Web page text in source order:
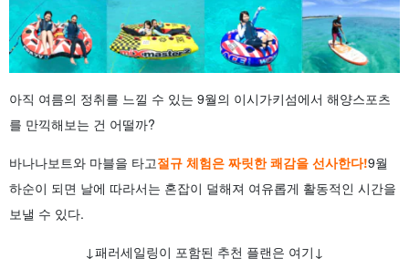
아직 여름의 정취를 느낄 수 있는 9월의 이시가키섬에서 해양스포츠
를 만끽해보는 건 어떨까?
바나나보트와 마블을 타고절규 체험은 짜릿한 쾌감을 선사한다!9월
하순이 되면 날에 따라서는 혼잡이 덜해져 여유롭게 활동적인 시간을
보낼 수 있다.
↓패러세일링이 포함된 추천 플랜은 여기↓